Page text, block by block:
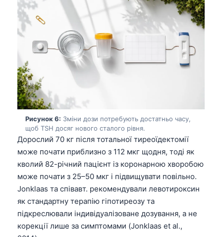
Рисунок 6: Зміни дози потребують достатньо часу,
щоб TSH досяг нового сталого рівня.
Дорослий 70 кг після тотальної тиреоїдектомії
може почати приблизно з 112 мкг щодня, тоді як
кволий 82-річний пацієнт із коронарною хворобою
може почати з 25–50 мкг і підвищувати повільно.
Jonklaas та співавт. рекомендували левотироксин
як стандартну терапію гіпотиреозу та
підкреслювали індивідуалізоване дозування, а не
корекції лише за симптомами (Jonklaas et al.,
ქართული
Русский
Lietuvių kalba
Polski
한국어
Slovenščina
Magyar
Shqip
বাংলা
اردو
తెలుగు
தமிழ்